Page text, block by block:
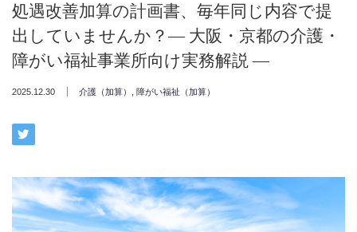
処遇改善加算の計画書、毎年同じ内容で提
出していませんか？― 大阪・京都の介護・
障がい福祉事業所向け実務解説 ―
2025.12.30 介護（加算） 障がい福祉（加算）